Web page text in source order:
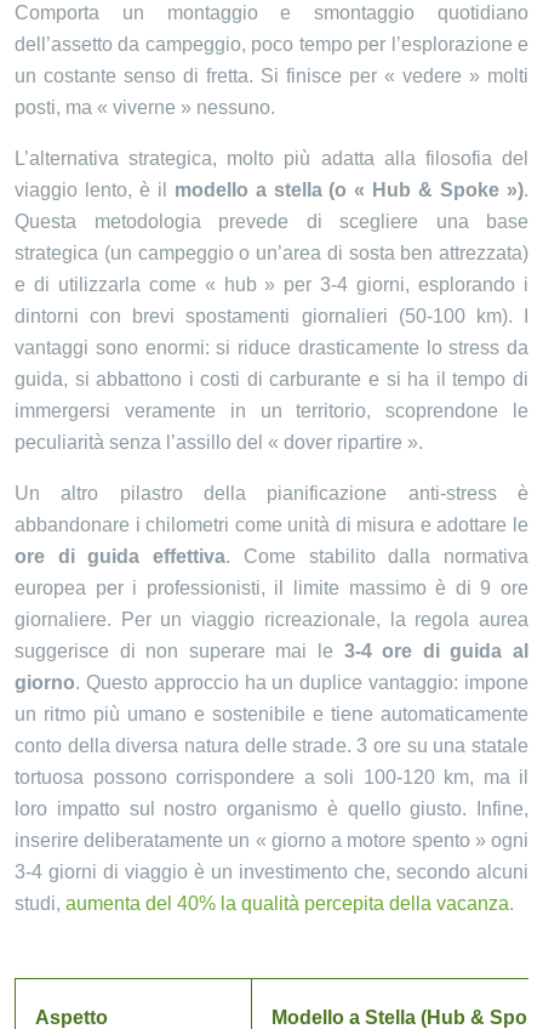
Comporta un montaggio e smontaggio quotidiano
dell’assetto da campeggio, poco tempo per l’esplorazione e
un costante senso di fretta. Si finisce per « vedere » molti
posti, ma « viverne » nessuno.
L’alternativa strategica, molto più adatta alla filosofia del
viaggio lento, è il modello a stella (o « Hub & Spoke »).
Questa metodologia prevede di scegliere una base
strategica (un campeggio o un’area di sosta ben attrezzata)
e di utilizzarla come « hub » per 3-4 giorni, esplorando i
dintorni con brevi spostamenti giornalieri (50-100 km). I
vantaggi sono enormi: si riduce drasticamente lo stress da
guida, si abbattono i costi di carburante e si ha il tempo di
immergersi veramente in un territorio, scoprendone le
peculiarità senza l’assillo del « dover ripartire ».
Un altro pilastro della pianificazione anti-stress è
abbandonare i chilometri come unità di misura e adottare le
ore di guida effettiva. Come stabilito dalla normativa
europea per i professionisti, il limite massimo è di 9 ore
giornaliere. Per un viaggio ricreazionale, la regola aurea
suggerisce di non superare mai le 3-4 ore di guida al
giorno. Questo approccio ha un duplice vantaggio: impone
un ritmo più umano e sostenibile e tiene automaticamente
conto della diversa natura delle strade. 3 ore su una statale
tortuosa possono corrispondere a soli 100-120 km, ma il
loro impatto sul nostro organismo è quello giusto. Infine,
inserire deliberatamente un « giorno a motore spento » ogni
3-4 giorni di viaggio è un investimento che, secondo alcuni
studi, aumenta del 40% la qualità percepita della vacanza.
Aspetto Modello a Stella (Hub &